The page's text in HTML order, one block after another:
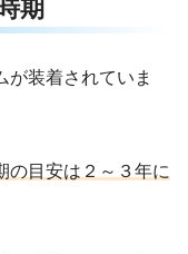
期
が装着されていま
の目安は２～３年に